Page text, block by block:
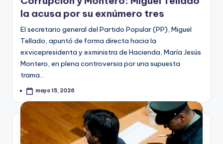
la acusa por su exnúmero tres
El secretario general del Partido Popular (PP), Miguel
Tellado, apuntó de forma directa hacia la
exvicepresidenta y exministra de Hacienda, María Jesús
Montero, en plena controversia por una supuesta
trama…
mayo 15, 2026